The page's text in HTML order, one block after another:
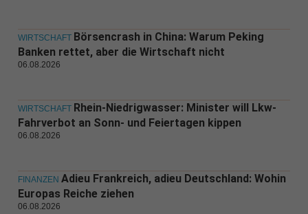
WIRTSCHAFT Börsencrash in China: Warum Peking
Banken rettet, aber die Wirtschaft nicht
06.08.2026
WIRTSCHAFT Rhein-Niedrigwasser: Minister will Lkw-
Fahrverbot an Sonn- und Feiertagen kippen
06.08.2026
FINANZEN Adieu Frankreich, adieu Deutschland: Wohin
Europas Reiche ziehen
06.08.2026